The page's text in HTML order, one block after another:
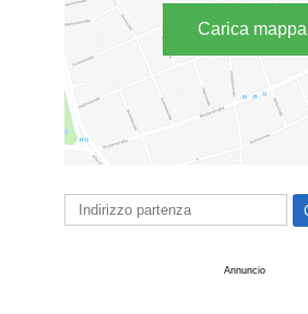
Carica mappa
Annuncio